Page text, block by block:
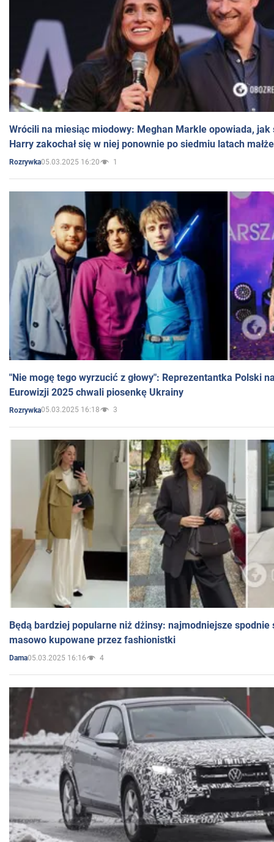
Wrócili na miesiąc miodowy: Meghan Markle opowiada, jak
Harry zakochał się w niej ponownie po siedmiu latach
Rozrywka05.03.2025 16:20 1
"Nie mogę tego wyrzucić z głowy": Reprezentantka Polski
Eurowizji 2025 chwali piosenkę Ukrainy
Rozrywka05.03.2025 16:18 3
Będą bardziej popularne niż dżinsy: najmodniejsze spodnie
masowo kupowane przez fashionistki
Dama05.03.2025 16:16 4